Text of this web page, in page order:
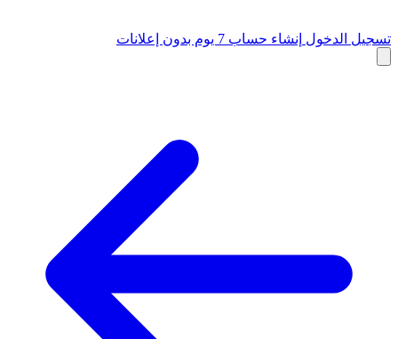
تسجيل الدخول إنشاء حساب 7 يوم بدون إعلانات